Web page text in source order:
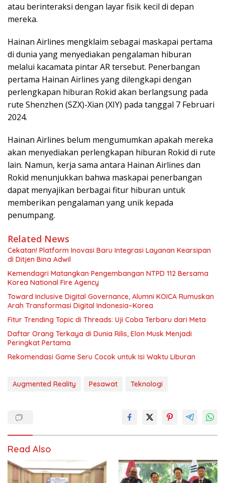
atau berinteraksi dengan layar fisik kecil di depan
mereka.
Hainan Airlines mengklaim sebagai maskapai pertama
di dunia yang menyediakan pengalaman hiburan
melalui kacamata pintar AR tersebut. Penerbangan
pertama Hainan Airlines yang dilengkapi dengan
perlengkapan hiburan Rokid akan berlangsung pada
rute Shenzhen (SZX)-Xian (XIY) pada tanggal 7 Februari
2024.
Hainan Airlines belum mengumumkan apakah mereka
akan menyediakan perlengkapan hiburan Rokid di rute
lain. Namun, kerja sama antara Hainan Airlines dan
Rokid menunjukkan bahwa maskapai penerbangan
dapat menyajikan berbagai fitur hiburan untuk
memberikan pengalaman yang unik kepada
penumpang.
Related News
Cekatan! Platform Inovasi Baru Integrasi Layanan Kearsipan
di Ditjen Bina Adwil
Kemendagri Matangkan Pengembangan NTPD 112 Bersama
Korea National Fire Agency
Toward Inclusive Digital Governance, Alumni KOICA Rumuskan
Arah Transformasi Digital Indonesia–Korea
Fitur Trending Topic di Threads: Uji Coba Terbaru dari Meta
Daftar Orang Terkaya di Dunia Rilis, Elon Musk Menjadi
Peringkat Pertama
Rekomendasi Game Seru Cocok untuk Isi Waktu Liburan
Augmented Reality Pesawat Teknologi
Read Also